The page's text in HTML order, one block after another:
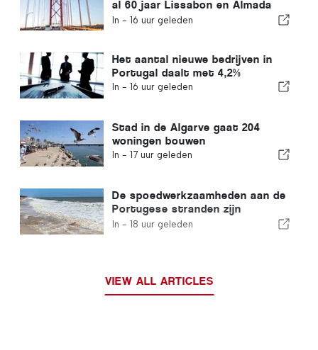
al 60 jaar Lissabon en Almada
met elkaar verbindt
In - 16 uur geleden
Het aantal nieuwe bedrijven in
Portugal daalt met 4,2%
In - 16 uur geleden
Stad in de Algarve gaat 204
woningen bouwen
In - 17 uur geleden
De spoedwerkzaamheden aan de
Portugese stranden zijn
afgerond
In - 18 uur geleden
VIEW ALL ARTICLES